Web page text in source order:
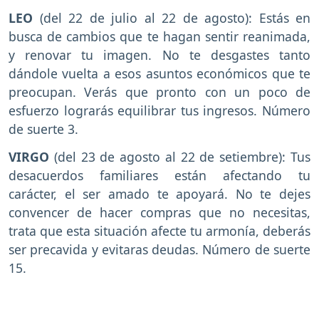
LEO (del 22 de julio al 22 de agosto): Estás en
busca de cambios que te hagan sentir reanimada,
y renovar tu imagen. No te desgastes tanto
dándole vuelta a esos asuntos económicos que te
preocupan. Verás que pronto con un poco de
esfuerzo lograrás equilibrar tus ingresos. Número
de suerte 3.
VIRGO (del 23 de agosto al 22 de setiembre): Tus
desacuerdos familiares están afectando tu
carácter, el ser amado te apoyará. No te dejes
convencer de hacer compras que no necesitas,
trata que esta situación afecte tu armonía, deberás
ser precavida y evitaras deudas. Número de suerte
15.